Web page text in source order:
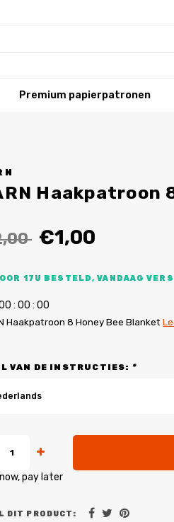
Premium papierpatronen
Haakpatroon
€1,00
17U BESTELD, VANDAAG
0 : 00 : 00
Haakpatroon 8 Honey Bee Blanket
VAN DE INSTRUCTIES: *
pay later
DIT PRODUCT: